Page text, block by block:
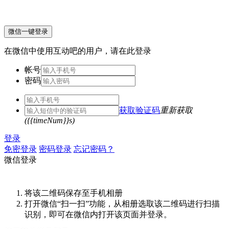
微信一键登录
在微信中使用互动吧的用户，请在此登录
帐号
密码
获取验证码重新获取
({{timeNum}}s)
登录
免密登录 密码登录 忘记密码？
微信登录
将该二维码保存至手机相册
打开微信“扫一扫”功能，从相册选取该二维码进行扫描
识别，即可在微信内打开该页面并登录。